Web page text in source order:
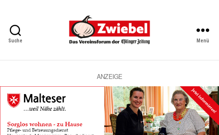
Suche
Vereinsforum
Eßlinger
Zeitung
Menü
ANZEIGE